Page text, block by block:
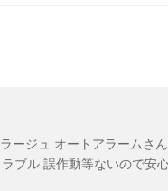
ージュ オートアラームさ
ブル 誤作動等ないので安